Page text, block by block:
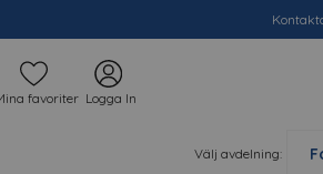
favoriter Logga In
Välj avdelning: